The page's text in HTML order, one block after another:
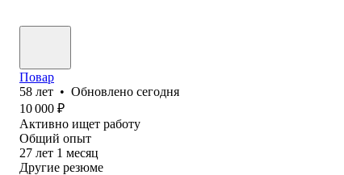
Повар
58 лет • Обновлено сегодня
10 000 ₽
Активно ищет работу
Общий опыт
27 лет 1 месяц
Другие резюме